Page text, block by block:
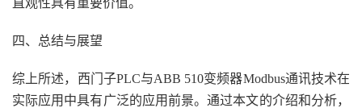
直观性具有重要价值。
四、总结与展望
综上所述，西门子PLC与ABB 510变频器Modbus通讯技术在
实际应用中具有广泛的应用前景。通过本文的介绍和分析，